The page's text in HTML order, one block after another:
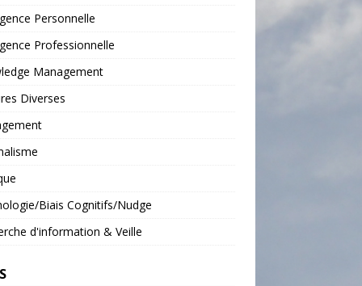
Personnelle
Professionnelle
Management
Diverses
Biais Cognitifs/Nudge
d'information & Veille